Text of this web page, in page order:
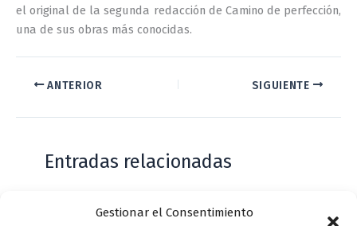
Gestionar el Consentimiento
el original de la segunda redacción de Camino de perfección,
una de sus obras más conocidas.
ANTERIOR SIGUIENTE
Entradas relacionadas
Casa de Zorrilla conmemorarán el 168